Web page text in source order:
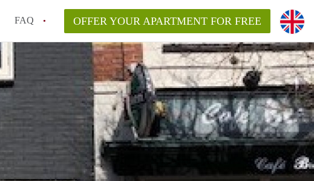
FAQ OFFER YOUR APARTMENT FOR FREE